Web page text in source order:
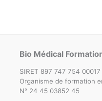
Bio Médical
SIRET 897 747 754
Organisme de formation
N° 24 45 03852 45